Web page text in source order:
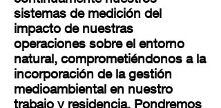
sistemas de medición del
impacto de nuestras
operaciones sobre el entorno
natural, comprometiéndonos a la
incorporación de la gestión
medioambiental en nuestro
trabajo y residencia. Pondremos